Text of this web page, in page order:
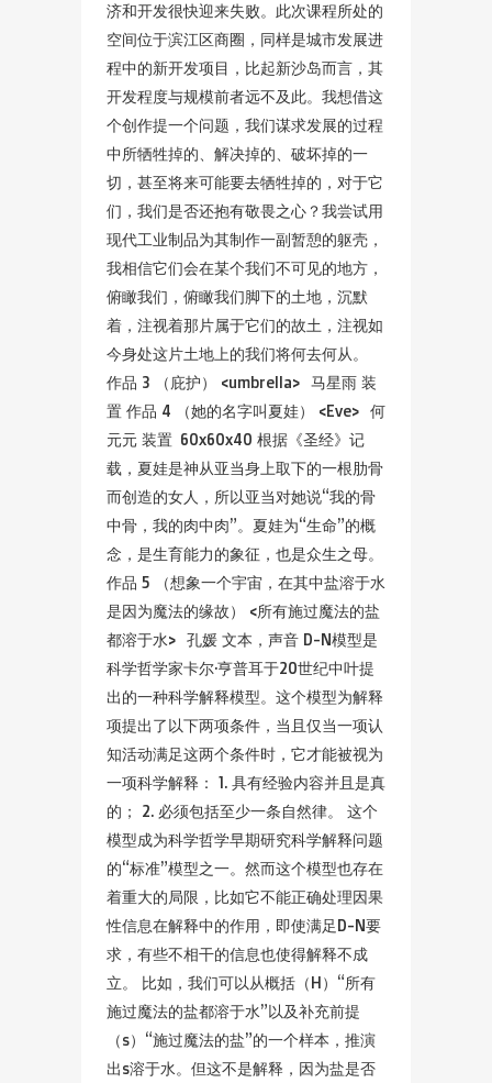
济和开发很快迎来失败。此次课程所处的
空间位于滨江区商圈，同样是城市发展进
程中的新开发项目，比起新沙岛而言，其
开发程度与规模前者远不及此。我想借这
个创作提一个问题，我们谋求发展的过程
中所牺牲掉的、解决掉的、破坏掉的一
切，甚至将来可能要去牺牲掉的，对于它
们，我们是否还抱有敬畏之心？我尝试用
现代工业制品为其制作一副暂憩的躯壳，
我相信它们会在某个我们不可见的地方，
俯瞰我们，俯瞰我们脚下的土地，沉默
着，注视着那片属于它们的故土，注视如
今身处这片土地上的我们将何去何从。
作品 3 （庇护） <umbrella> 马星雨 装
置 作品 4 （她的名字叫夏娃） <Eve> 何
元元 装置 60x60x40 根据《圣经》记
载，夏娃是神从亚当身上取下的一根肋骨
而创造的女人，所以亚当对她说“我的骨
中骨，我的肉中肉”。夏娃为“生命”的概
念，是生育能力的象征，也是众生之母。
作品 5 （想象一个宇宙，在其中盐溶于水
是因为魔法的缘故） <所有施过魔法的盐
都溶于水> 孔媛 文本，声音 D-N模型是
科学哲学家卡尔·亨普耳于20世纪中叶提
出的一种科学解释模型。这个模型为解释
项提出了以下两项条件，当且仅当一项认
知活动满足这两个条件时，它才能被视为
一项科学解释： 1. 具有经验内容并且是真
的； 2. 必须包括至少一条自然律。 这个
模型成为科学哲学早期研究科学解释问题
的“标准”模型之一。然而这个模型也存在
着重大的局限，比如它不能正确处理因果
性信息在解释中的作用，即使满足D-N要
求，有些不相干的信息也使得解释不成
立。 比如，我们可以从概括（H）“所有
施过魔法的盐都溶于水”以及补充前提
（s）“施过魔法的盐”的一个样本，推演
出s溶于水。但这不是解释，因为盐是否